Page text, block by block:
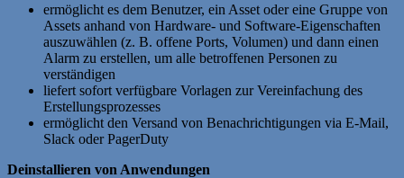
ermöglicht es dem Benutzer, ein Asset oder eine Gruppe von
Assets anhand von Hardware- und Software-Eigenschaften
auszuwählen (z. B. offene Ports, Volumen) und dann einen
Alarm zu erstellen, um alle betroffenen Personen zu
verständigen
liefert sofort verfügbare Vorlagen zur Vereinfachung des
Erstellungsprozesses
ermöglicht den Versand von Benachrichtigungen via E-Mail,
Slack oder PagerDuty
Deinstallieren von Anwendungen